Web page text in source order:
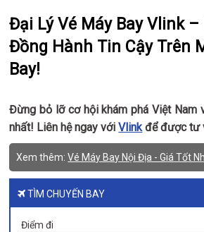
Đại Lý Vé Máy Bay Vlink
Đồng Hành Tin Cậy Trên
Bay!
Đừng bỏ lỡ cơ hội khám phá Việt Nam
nhất! Liên hệ ngay vớiVlinkđể được tư
Xem thêm:Vé Máy Bay Nội Địa - Giá Tốt
TÌM CHUYẾN BAY
Điểm đi